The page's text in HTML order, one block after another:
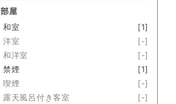
金目鯛
舟盛
[-]
ブランド牛
[-]
囲炉裏料理
[-]
松茸
[-]
部屋
和室
[1]
洋室
[-]
和洋室
[-]
禁煙
[1]
喫煙
[-]
露天風呂付き客室
[-]